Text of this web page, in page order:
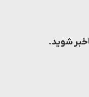
شوید.